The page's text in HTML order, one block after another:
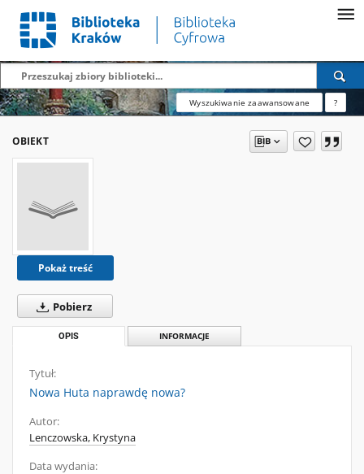
Wyszukiwanie zaawansowane ?
OBIEKT
Pokaż treść
Pobierz
OPIS INFORMACJE
Tytuł:
Nowa Huta naprawdę nowa?
Autor:
Lenczowska, Krystyna
Data wydania: